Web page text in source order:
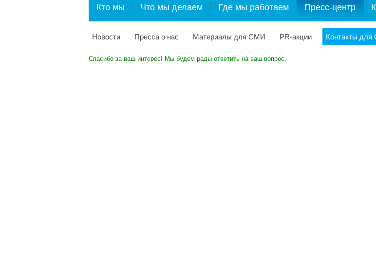
Кто мы Что мы делаем Где мы работаем Пресс-центр
Новости Пресса о нас Материалы для СМИ PR-акции Контакты
Спасибо за ваш интерес! Мы будем рады ответить на ваш вопрос.